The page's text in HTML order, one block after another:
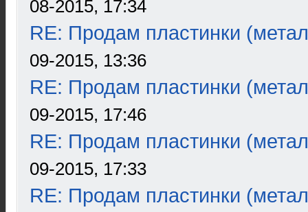
08-2015, 17:34
RE: Продам пластинки
09-2015, 13:36
RE: Продам пластинки
09-2015, 17:46
RE: Продам пластинки
09-2015, 17:33
RE: Продам пластинки